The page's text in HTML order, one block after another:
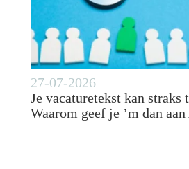
27-07-2026
Je vacaturetekst kan straks
Waarom geef je ’m dan